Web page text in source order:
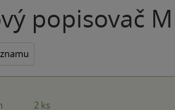
popisovač
2 ks